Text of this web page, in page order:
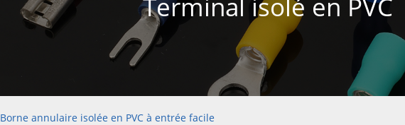
Terminal isolé en PVC
Borne annulaire isolée en PVC à entrée facile